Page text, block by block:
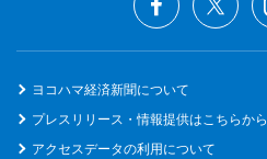
ヨコハマ経済新聞について
プレスリリース・情報提供はこちらから
アクセスデータの利用について